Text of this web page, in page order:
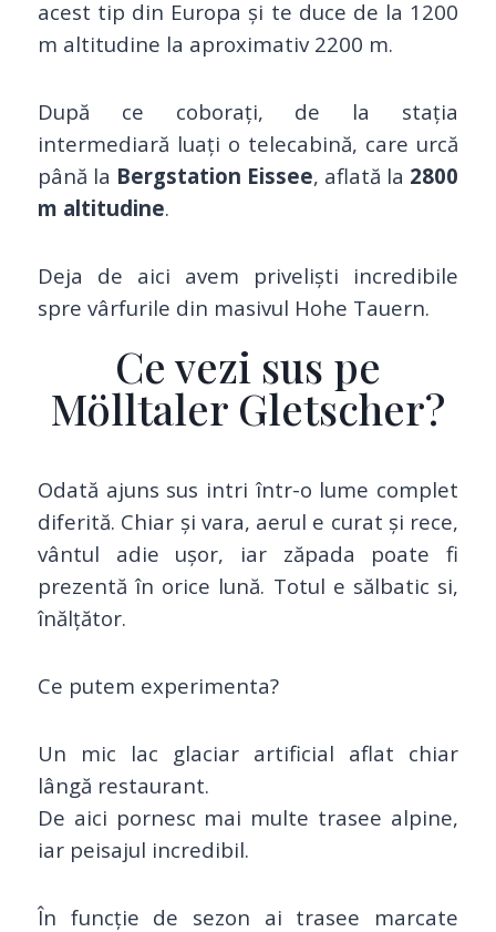
acest tip din Europa și te duce de la 1200
m altitudine la aproximativ 2200 m.
După ce coborați, de la stația
intermediară luați o telecabină, care urcă
până la Bergstation Eissee, aflată la 2800
m altitudine.
Deja de aici avem priveliști incredibile
spre vârfurile din masivul Hohe Tauern.
Ce vezi sus pe
Mölltaler Gletscher?
Odată ajuns sus intri într-o lume complet
diferită. Chiar și vara, aerul e curat și rece,
vântul adie ușor, iar zăpada poate fi
prezentă în orice lună. Totul e sălbatic si,
înălțător.
Ce putem experimenta?
Un mic lac glaciar artificial aflat chiar
lângă restaurant.
De aici pornesc mai multe trasee alpine,
iar peisajul incredibil.
În funcție de sezon ai trasee marcate